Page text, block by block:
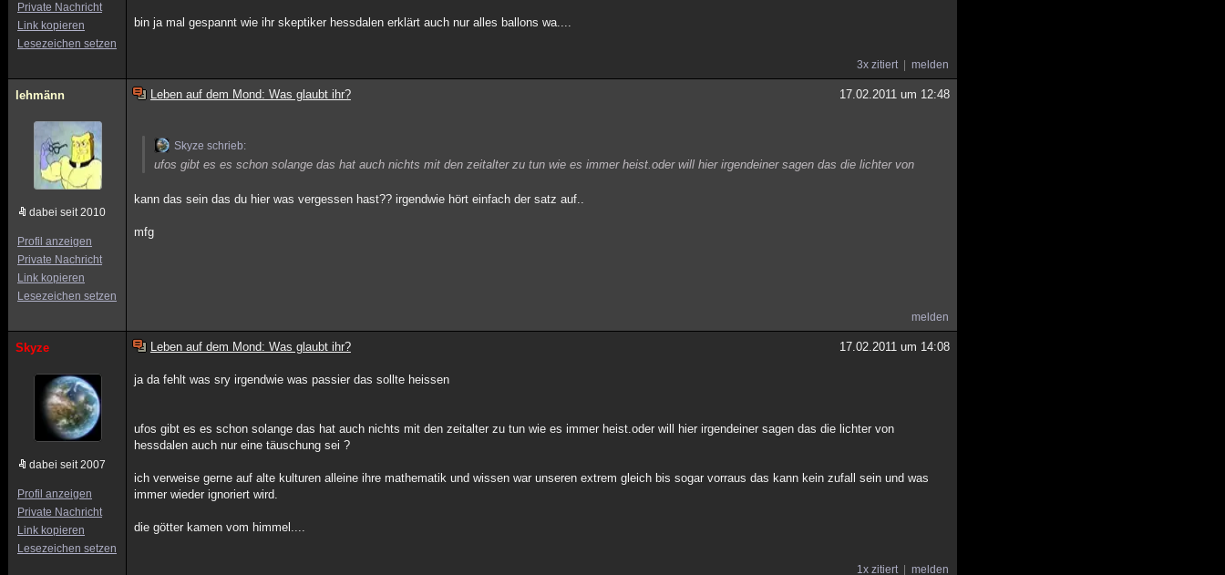
Private Nachricht
Link kopieren
Lesezeichen setzen
bin ja mal gespannt wie ihr skeptiker hessdalen erklärt auch nur alles ballons wa....
3x zitiert melden
lehmänn
dabei seit 2010
Profil anzeigen
Private Nachricht
Link kopieren
Lesezeichen setzen
Leben auf dem Mond: Was glaubt ihr? 17.02.2011 um 12:48
Skyze schrieb:
ufos gibt es es schon solange das hat auch nichts mit den zeitalter zu tun wie es immer heist.oder will hier irgendeiner sagen das die lichter von
kann das sein das du hier was vergessen hast?? irgendwie hört einfach der satz auf..
mfg
melden
Skyze
dabei seit 2007
Profil anzeigen
Private Nachricht
Link kopieren
Lesezeichen setzen
Leben auf dem Mond: Was glaubt ihr? 17.02.2011 um 14:08
ja da fehlt was sry irgendwie was passier das sollte heissen
ufos gibt es es schon solange das hat auch nichts mit den zeitalter zu tun wie es immer heist.oder will hier irgendeiner sagen das die lichter von
hessdalen auch nur eine täuschung sei ?
ich verweise gerne auf alte kulturen alleine ihre mathematik und wissen war unseren extrem gleich bis sogar vorraus das kann kein zufall sein und was
immer wieder ignoriert wird.
die götter kamen vom himmel....
1x zitiert melden